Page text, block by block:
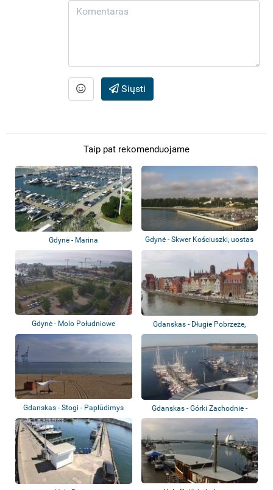
Siųsti
Taip pat rekomenduojame
Gdynė - Marina Gdynė - Skwer Kościuszki, uostas
Gdynė - Molo Południowe
Gdanskas - Długie Pobrzeże,
Motława, Żur...
Gdanskas - Stogi - Paplūdimys
Gdanskas - Górki Zachodnie -
Nacionalini...